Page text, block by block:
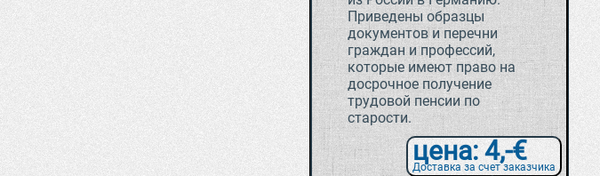
Приведены образцы
документов и перечни
граждан и профессий,
которые имеют право на
досрочное получение
трудовой пенсии по
старости.
цена: 4,-€
Доставка за счет заказчика